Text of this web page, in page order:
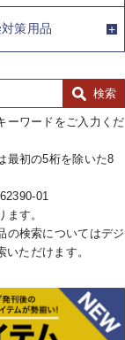
策用品
ーワードをご入力くだ
最初の5桁を除いた8
01
す。
の検索についてはデジ
ただけます。